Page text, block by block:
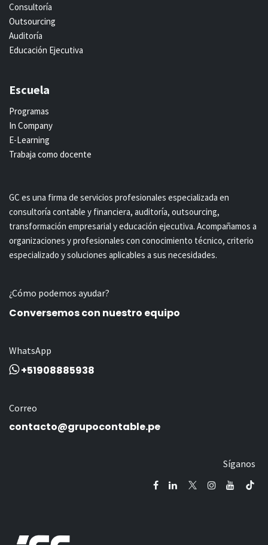
Consultoría
Outsourcing
Auditoría
Educación Ejecutiva
Escuela
Programas
In Company
E-Learning
Trabaja como docente
GC es una firma de servicios profesionales especializada en
consultoría contable y financiera, auditoría, outsourcing,
transformación empresarial y educación ejecutiva. Acompañamos a
organizaciones y profesionales con conocimiento técnico, criterio
especializado y soluciones aplicables a sus necesidades.
¿Cómo podemos ayudar?
Conversemos con nuestro equipo
WhatsApp
+51908885938
Correo
contacto@grupocontable.pe
Síganos